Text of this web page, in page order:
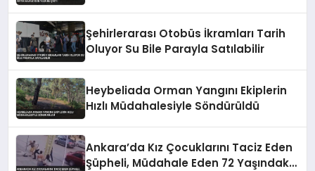
Şehirlerarası Otobüs İkramları Tarih
Oluyor Su Bile Parayla Satılabilir
Heybeliada Orman Yangını Ekiplerin
Hızlı Müdahalesiyle Söndürüldü
Ankara’da Kız Çocuklarını Taciz Eden
Şüpheli, Müdahale Eden 72 Yaşındaki